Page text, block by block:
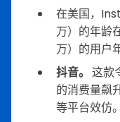
在美国，
万）的年龄
万）的用户
抖音。 这款
的消费量飙
等平台效仿。